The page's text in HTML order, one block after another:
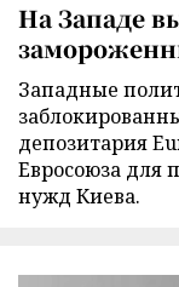
На Западе
Западные
депозитария
Евросоюза для
нужд Киева.